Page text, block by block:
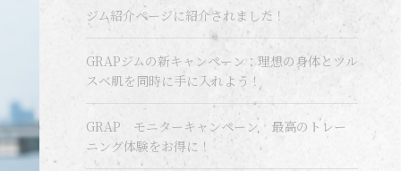
ジム紹介ページに紹介されました！
GRAPジムの新キャンペーン：理想の身体とツル
スベ肌を同時に手に入れよう！
GRAP モニターキャンペーン 最高のトレー
ニング体験をお得に！